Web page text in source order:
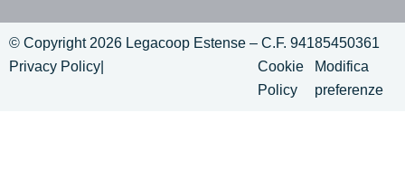
© Copyright 2026 Legacoop Estense – C.F. 94185450361
Privacy Policy
Cookie
Policy
Modifica
preferenze